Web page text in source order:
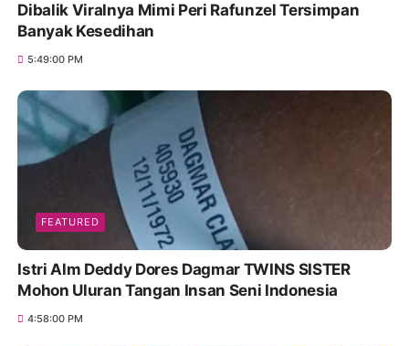
Dibalik Viralnya Mimi Peri Rafunzel Tersimpan
Banyak Kesedihan
5:49:00 PM
FEATURED
Istri Alm Deddy Dores Dagmar TWINS SISTER
Mohon Uluran Tangan Insan Seni Indonesia
4:58:00 PM